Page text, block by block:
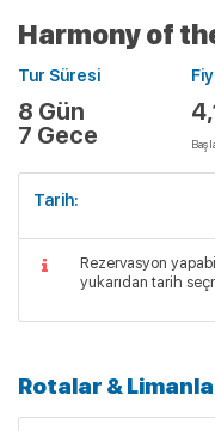
Harmony of
Tur Süresi
8 Gün
7 Gece
Tarih:
Rezervasyon
yukarıdan tarih
Rotalar &